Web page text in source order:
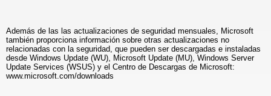
Además de las las actualizaciones de seguridad mensuales, Microsoft
también proporciona información sobre otras actualizaciones no
relacionadas con la seguridad, que pueden ser descargadas e instaladas
desde Windows Update (WU), Microsoft Update (MU), Windows Server
Update Services (WSUS) y el Centro de Descargas de Microsoft:
www.microsoft.com/downloads